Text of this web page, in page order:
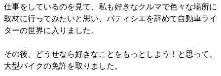
仕事をしているのを見て、私も好きなクルマで色々な場所に
取材に行ってみたいと思い、パティシエを辞めて自動車ライ
ターの世界に入りました。
その後、どうせなら好きなことをもっとしよう！と思って、
大型バイクの免許を取りました。